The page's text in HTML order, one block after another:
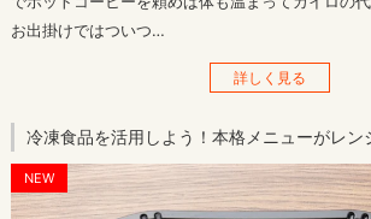
お出掛けではついつ…
詳しく見る
冷凍食品を活用しよう！本格メニューがレン
NEW